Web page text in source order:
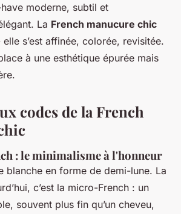
moderne, subtil et
La French manucure chic
elle s’est affinée, colorée, revisitée.
à une esthétique épurée mais
codes de la French
: le minimalisme à l'honneur
blanche en forme de demi-lune. La
c’est la micro-French : un
souvent plus fin qu’un cheveu,